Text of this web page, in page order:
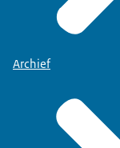
Archief